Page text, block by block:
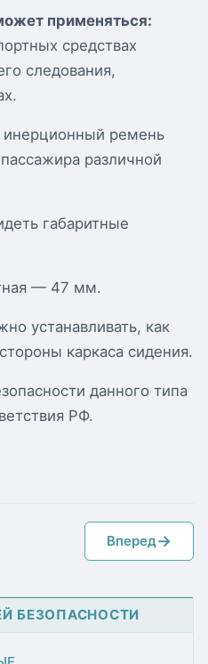
БЕЗОПАСНОСТИ
применяться:
средствах
следования,
ремень
различной
габаритные
— 47 мм.
устанавливать, как
каркаса сидения.
данного типа
РФ.
Вперед→